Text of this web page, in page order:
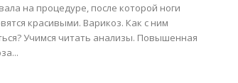
на процедуре, после которой ноги
красивыми. Варикоз. Как с ним
Учимся читать анализы. Повышенная